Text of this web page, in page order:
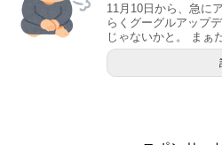
11月10日から、急に
らくグーグルアップ
じゃないかと。 まぁ